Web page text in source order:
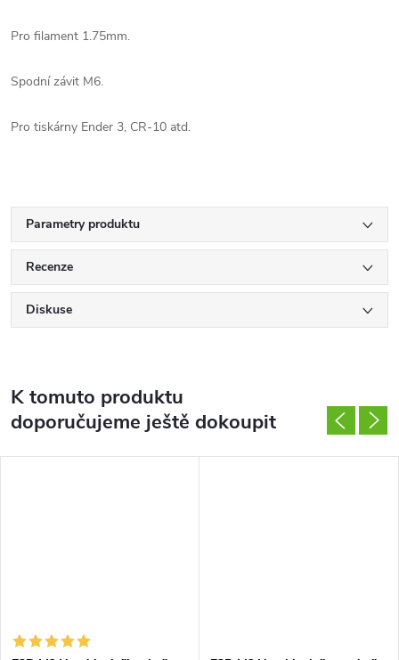
Pro filament 1.75mm.
Spodní závit M6.
Pro tiskárny Ender 3, CR-10 atd.
Parametry produktu
Recenze
Diskuse
K tomuto produktu
doporučujeme ještě dokoupit